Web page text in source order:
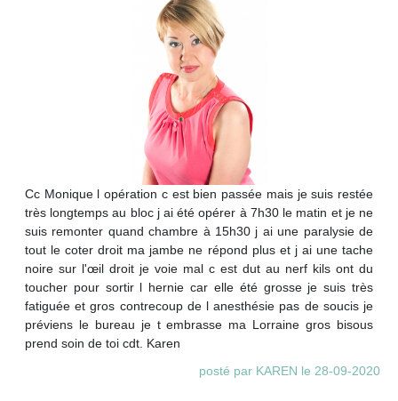
Cc Monique l opération c est bien passée mais je suis restée
très longtemps au bloc j ai été opérer à 7h30 le matin et je ne
suis remonter quand chambre à 15h30 j ai une paralysie de
tout le coter droit ma jambe ne répond plus et j ai une tache
noire sur l'œil droit je voie mal c est dut au nerf kils ont du
toucher pour sortir l hernie car elle été grosse je suis très
fatiguée et gros contrecoup de l anesthésie pas de soucis je
préviens le bureau je t embrasse ma Lorraine gros bisous
prend soin de toi cdt. Karen
posté par KAREN le 28-09-2020